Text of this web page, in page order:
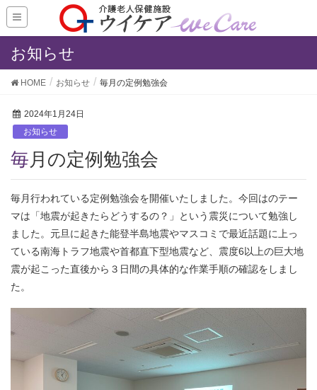
お知らせ
HOME お知らせ 毎月の定例勉強会
2024年1月24日
お知らせ
毎月の定例勉強会
毎月行われている定例勉強会を開催いたしました。今回はのテー
マは「地震が起きたらどうするの？」という震災について勉強し
ました。元旦に起きた能登半島地震やマスコミで最近話題に上っ
ている南海トラフ地震や首都直下型地震など、震度6以上の巨大地
震が起こった直後から３日間の具体的な作業手順の確認をしまし
た。